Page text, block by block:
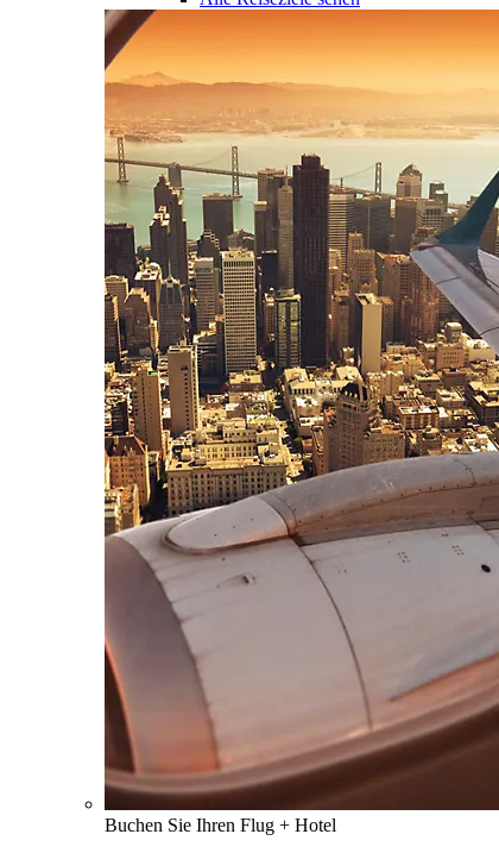
Buchen Sie Ihren Flug + Hotel